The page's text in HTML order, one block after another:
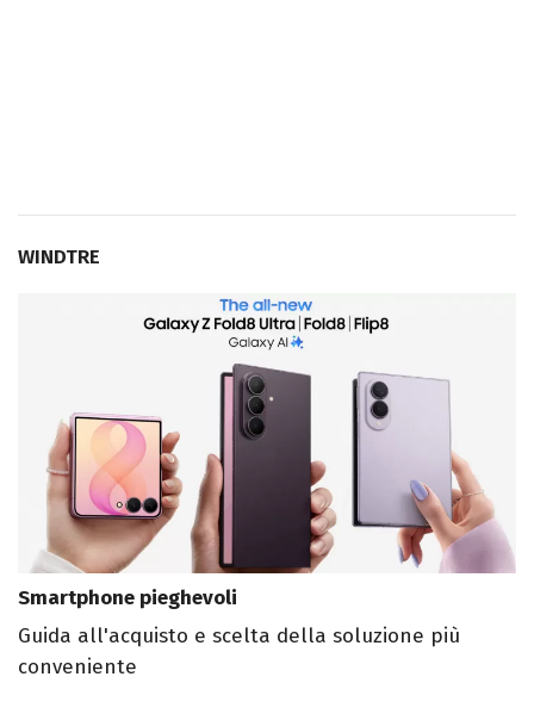
WINDTRE
Smartphone pieghevoli
Guida all'acquisto e scelta della soluzione più
conveniente